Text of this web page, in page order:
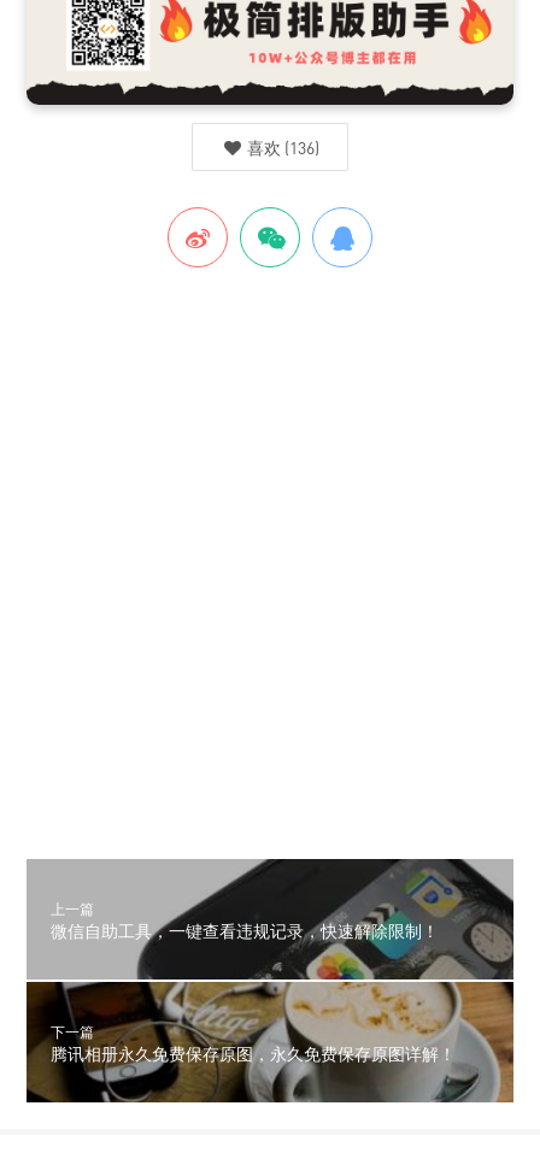
喜欢 (136)
上一篇
微信自助工具，一键查看违规记录，快速解除限制！
下一篇
腾讯相册永久免费保存原图，永久免费保存原图详解！